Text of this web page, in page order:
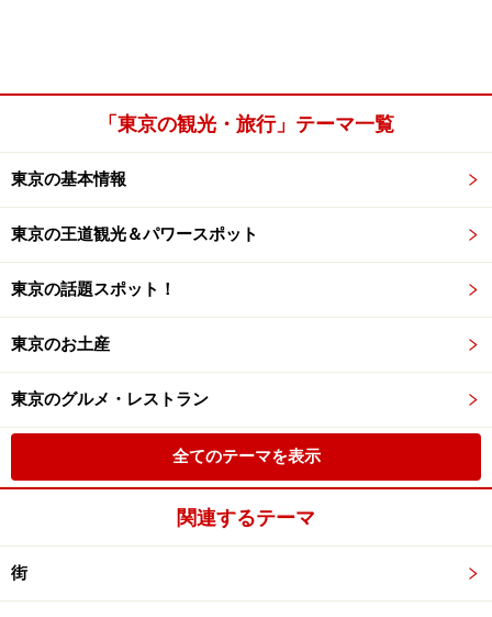
「東京の観光・旅行」テーマ一覧
東京の基本情報
東京の王道観光＆パワースポット
東京の話題スポット！
東京のお土産
東京のグルメ・レストラン
全てのテーマを表示
関連するテーマ
街